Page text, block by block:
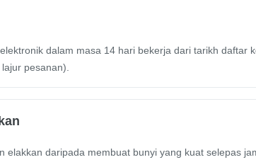
dalam masa 14 hari bekerja dari tarikh daftar
pesanan).
elakkan daripada membuat bunyi yang kuat selepas